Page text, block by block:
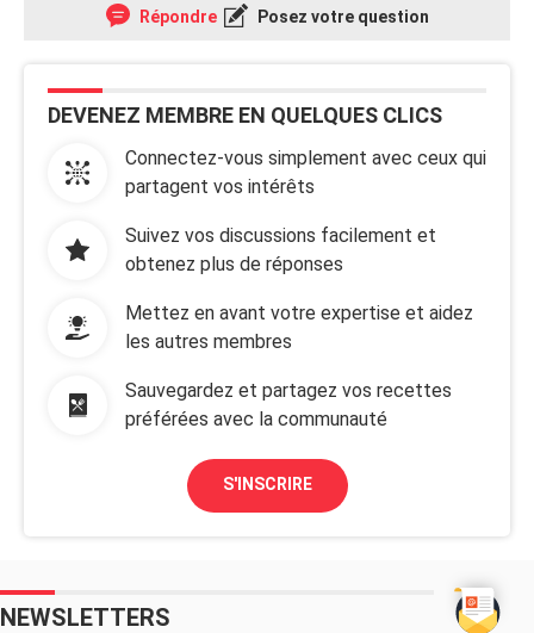
Répondre Posez votre question
DEVENEZ MEMBRE EN QUELQUES CLICS
Connectez-vous simplement avec ceux qui
partagent vos intérêts
Suivez vos discussions facilement et
obtenez plus de réponses
Mettez en avant votre expertise et aidez
les autres membres
Sauvegardez et partagez vos recettes
préférées avec la communauté
S'INSCRIRE
NEWSLETTERS